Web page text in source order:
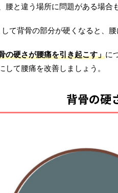
腰と違う場所に問題がある場合
て背骨の部分が硬くなると、腰
の硬さが腰痛を引き起こす」に
して腰痛を改善しましょう。
背骨の硬